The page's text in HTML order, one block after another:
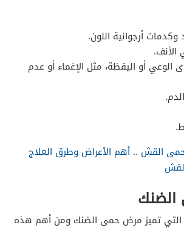
أرجوانية اللون.
أو اليقظة، مثل الإغماء أو عدم
القش .. أهم الأعراض وطرق العلاج
تميز مرض حمى الضنك ومن أهم هذه